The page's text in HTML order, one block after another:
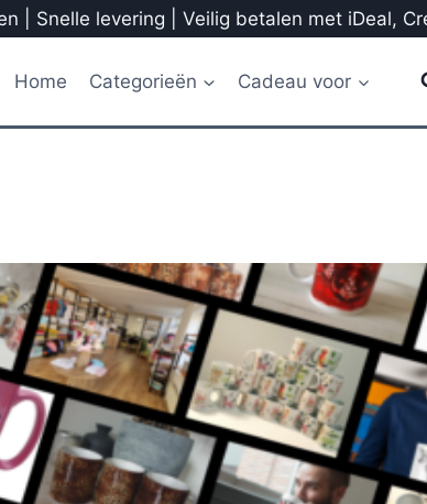
| Snelle levering | Veilig betalen met iDeal,
Home Categorieën Cadeau voor